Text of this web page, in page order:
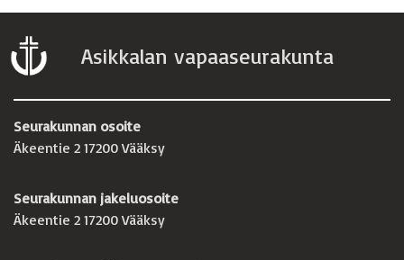
Asikkalan vapaaseurakunta
Seurakunnan osoite
Äkeentie 2 17200 Vääksy
Seurakunnan jakeluosoite
Äkeentie 2 17200 Vääksy